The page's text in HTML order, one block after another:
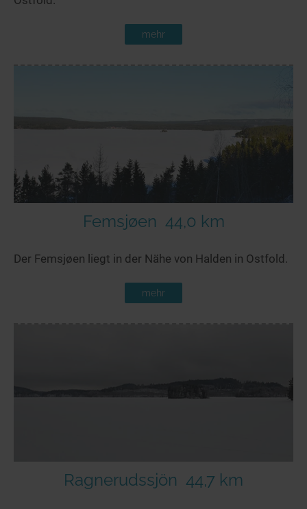
mehr
Femsjøen 44,0 km
Der Femsjøen liegt in der Nähe von Halden in Ostfold.
mehr
Ragnerudssjön 44,7 km